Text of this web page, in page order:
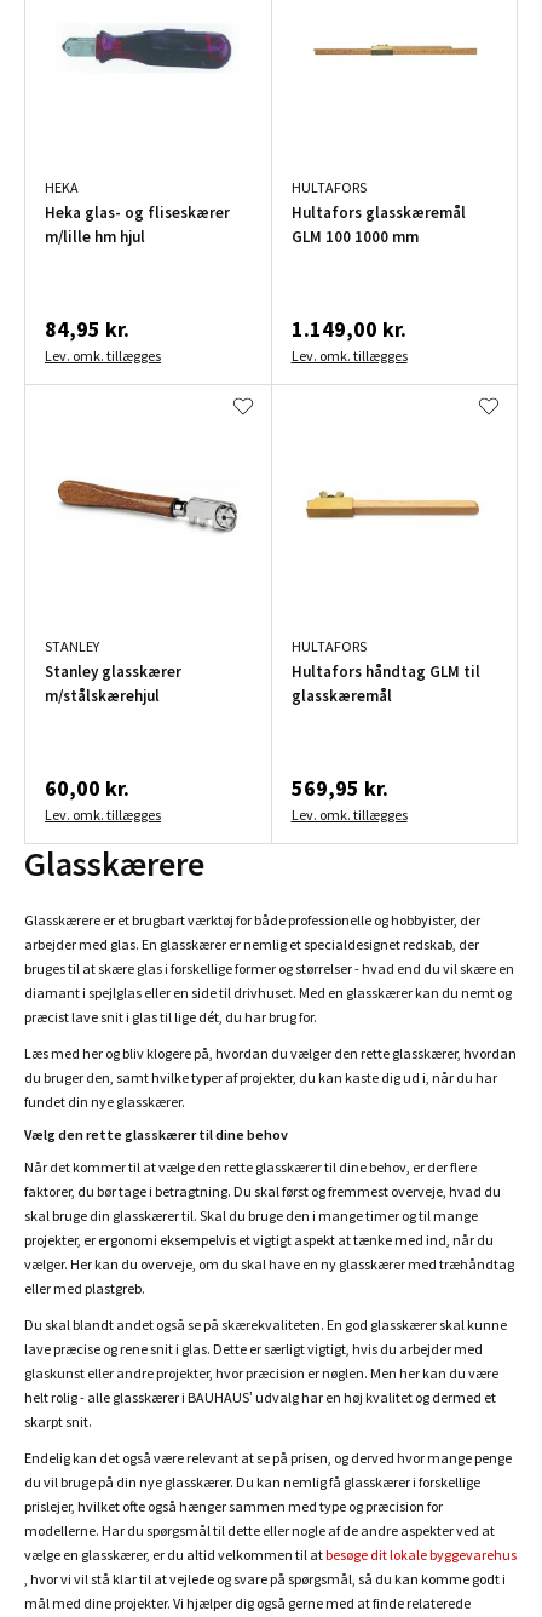
HEKA
Heka glas- og fliseskærer
m/lille hm hjul
84,95 kr.
Lev. omk. tillægges
HULTAFORS
Hultafors glasskæremål
GLM 100 1000 mm
1.149,00 kr.
Lev. omk. tillægges
STANLEY
Stanley glasskærer
m/stålskærehjul
60,00 kr.
Lev. omk. tillægges
HULTAFORS
Hultafors håndtag GLM til
glasskæremål
569,95 kr.
Lev. omk. tillægges
Glasskærere
Glasskærere er et brugbart værktøj for både professionelle og hobbyister, der
arbejder med glas. En glasskærer er nemlig et specialdesignet redskab, der
bruges til at skære glas i forskellige former og størrelser - hvad end du vil skære en
diamant i spejlglas eller en side til drivhuset. Med en glasskærer kan du nemt og
præcist lave snit i glas til lige dét, du har brug for.
Læs med her og bliv klogere på, hvordan du vælger den rette glasskærer, hvordan
du bruger den, samt hvilke typer af projekter, du kan kaste dig ud i, når du har
fundet din nye glasskærer.
Vælg den rette glasskærer til dine behov
Når det kommer til at vælge den rette glasskærer til dine behov, er der flere
faktorer, du bør tage i betragtning. Du skal først og fremmest overveje, hvad du
skal bruge din glasskærer til. Skal du bruge den i mange timer og til mange
projekter, er ergonomi eksempelvis et vigtigt aspekt at tænke med ind, når du
vælger. Her kan du overveje, om du skal have en ny glasskærer med træhåndtag
eller med plastgreb.
Du skal blandt andet også se på skærekvaliteten. En god glasskærer skal kunne
lave præcise og rene snit i glas. Dette er særligt vigtigt, hvis du arbejder med
glaskunst eller andre projekter, hvor præcision er nøglen. Men her kan du være
helt rolig - alle glasskærer i BAUHAUS’ udvalg har en høj kvalitet og dermed et
skarpt snit.
Endelig kan det også være relevant at se på prisen, og derved hvor mange penge
du vil bruge på din nye glasskærer. Du kan nemlig få glasskærer i forskellige
prislejer, hvilket ofte også hænger sammen med type og præcision for
modellerne. Har du spørgsmål til dette eller nogle af de andre aspekter ved at
vælge en glasskærer, er du altid velkommen til atbesøge dit lokale byggevarehus
, hvor vi vil stå klar til at vejlede og svare på spørgsmål, så du kan komme godt i
mål med dine projekter. Vi hjælper dig også gerne med at finde relaterede